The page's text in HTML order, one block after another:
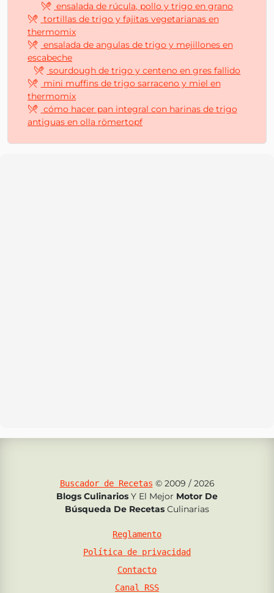
ensalada de rúcula, pollo y trigo en grano
tortillas de trigo y fajitas vegetarianas en
thermomix
ensalada de angulas de trigo y mejillones en
escabeche
sourdough de trigo y centeno en gres fallido
mini muffins de trigo sarraceno y miel en
thermomix
cómo hacer pan integral con harinas de trigo
antiguas en olla römertopf
Buscador de Recetas © 2009 / 2026
Blogs Culinarios Y El Mejor Motor De
Búsqueda De Recetas Culinarias
Reglamento
Política de privacidad
Contacto
Canal RSS